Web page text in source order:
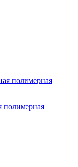
полимерная